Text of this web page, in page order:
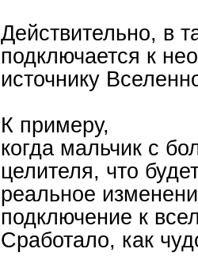
Действительно, в
подключается к
источнику
К примеру,
когда мальчик с
целителя, что
реальное
подключение к
Сработало, как